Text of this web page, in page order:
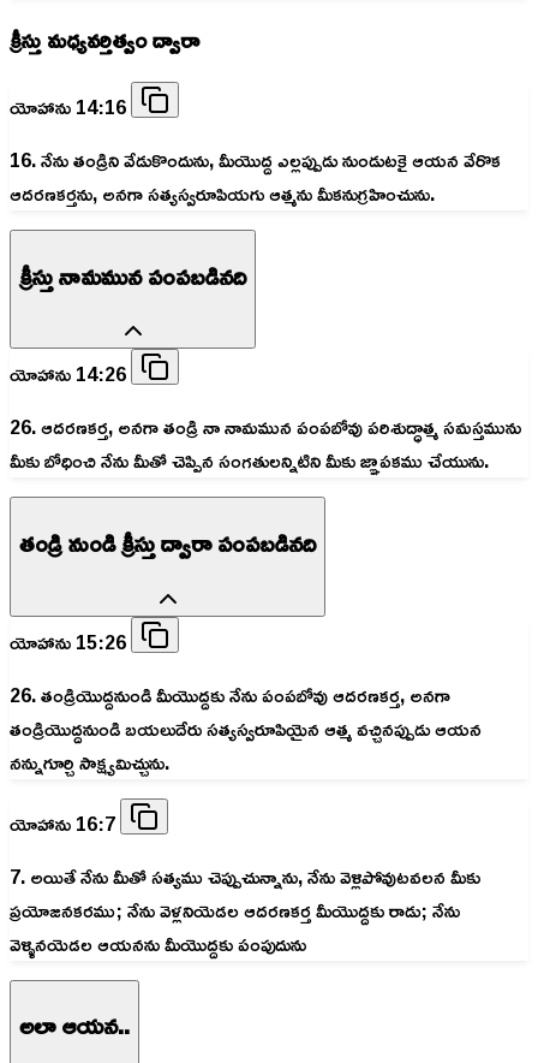
క్రీస్తు మధ్యవర్తిత్వం ద్వారా
యోహాను 14:16
16. నేను తండ్రిని వేడుకొందును, మీయొద్ద ఎల్లప్పుడు నుండుటకై ఆయన వేరొక
ఆదరణకర్తను, అనగా సత్యస్వరూపియగు ఆత్మను మీకనుగ్రహించును.
క్రీస్తు నామమున పంపబడినది
యోహాను 14:26
26. ఆదరణకర్త, అనగా తండ్రి నా నామమున పంపబోవు పరిశుద్ధాత్మ సమస్తమును
మీకు బోధించి నేను మీతో చెప్పిన సంగతులన్నిటిని మీకు జ్ఞాపకము చేయును.
తండ్రి నుండి క్రీస్తు ద్వారా పంపబడినది
యోహాను 15:26
26. తండ్రియొద్దనుండి మీయొద్దకు నేను పంపబోవు ఆదరణకర్త, అనగా
తండ్రియొద్దనుండి బయలుదేరు సత్యస్వరూపియైన ఆత్మ వచ్చినప్పుడు ఆయన
నన్నుగూర్చి సాక్ష్యమిచ్చును.
యోహాను 16:7
7. అయితే నేను మీతో సత్యము చెప్పుచున్నాను, నేను వెళ్లిపోవుటవలన మీకు
ప్రయోజనకరము; నేను వెళ్లనియెడల ఆదరణకర్త మీయొద్దకు రాడు; నేను
వెళ్ళినయెడల ఆయనను మీయొద్దకు పంపుదును
అలా ఆయన..